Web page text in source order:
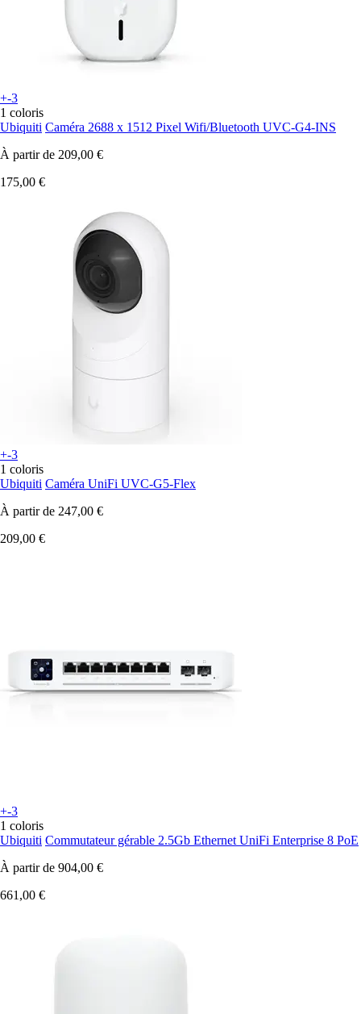
+-3
1 coloris
Ubiquiti Caméra 2688 x 1512 Pixel Wifi/Bluetooth UVC-G4-INS
À partir de 209,00 €
175,00 €
+-3
1 coloris
Ubiquiti Caméra UniFi UVC-G5-Flex
À partir de 247,00 €
209,00 €
+-3
1 coloris
Ubiquiti Commutateur gérable 2.5Gb Ethernet UniFi Enterprise 8 PoE
À partir de 904,00 €
661,00 €